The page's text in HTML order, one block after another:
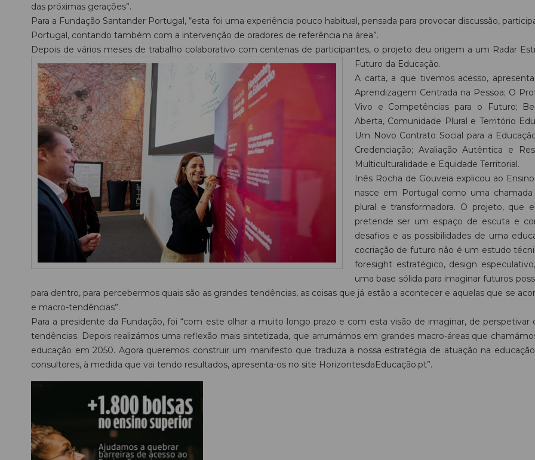
das próximas gerações”.
Para a Fundação Santander Portugal, “esta foi uma experiência pouco habitual, pensada para provocar discussão,
Portugal, contando também com a intervenção de oradores de referência na área”.
Depois de vários meses de trabalho colaborativo com centenas de participantes, o projeto deu origem a um Radar
Futuro da Educação.
A carta, a que tivemos acesso,
Aprendizagem Centrada na Pessoa; O
Vivo e Competências para o Futuro;
Aberta, Comunidade Plural e Território
Um Novo Contrato Social para a
Credenciação; Avaliação Autêntica e
Multiculturalidade e Equidade Territorial.
Inês Rocha de Gouveia explicou ao
nasce em Portugal como uma
plural e transformadora. O projeto,
pretende ser um espaço de escuta e
desafios e as possibilidades de uma
cocriação de futuro não é um estudo
foresight estratégico, design
uma base sólida para imaginar futuros
para dentro, para percebermos quais são as grandes tendências, as coisas que já estão a acontecer e aquelas que se
e macro-tendências”.
Para a presidente da Fundação, foi “com este olhar a muito longo prazo e com esta visão de imaginar, de
tendências. Depois realizámos uma reflexão mais sintetizada, que arrumámos em grandes macro-áreas que
educação em 2050. Agora queremos construir um manifesto que traduza a nossa estratégia de atuação na
consultores, à medida que vai tendo resultados, apresenta-os no site HorizontesdaEducação.pt”.